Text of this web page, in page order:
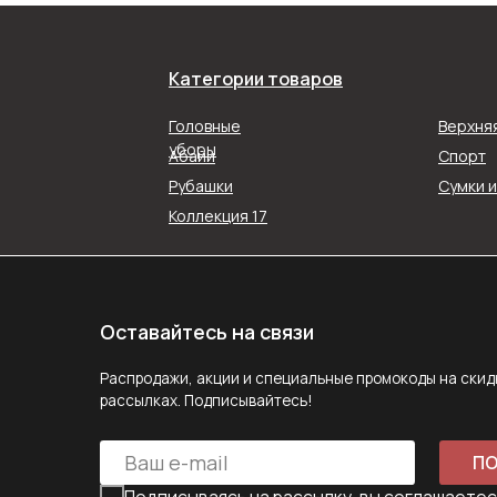
Категории товаров
Головные
уборы
Абайи
Рубашки
Коллекция 17
Спорт
Сумки
Распродажи, акции и специальные промокоды на скидку в
рассылках. Подписывайтесь!
Подписываясь на рассылку, вы соглашаетесь с
Политики конфиденциальности
Задайте вопрос
Следите за нами